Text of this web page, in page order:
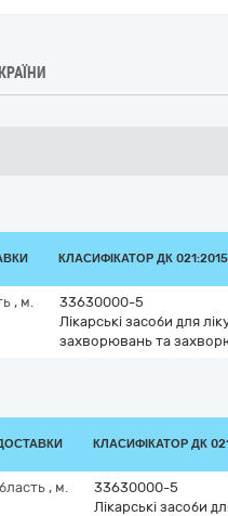
КЛАСИФІКАТОР ДК 021:2015
, м.
33630000-5
Лікарські засоби для
захворювань та
КЛАСИФІКАТОР ДК
, м.
33630000-5
Лікарські засоби